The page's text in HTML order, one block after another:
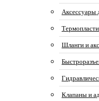
Аксессуары
Шланги и
Клапаны и